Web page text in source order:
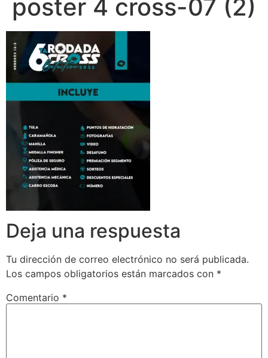
poster 4 cross-07 (2)
Deja una respuesta
Tu dirección de correo electrónico no será publicada.
Los campos obligatorios están marcados con *
Comentario *